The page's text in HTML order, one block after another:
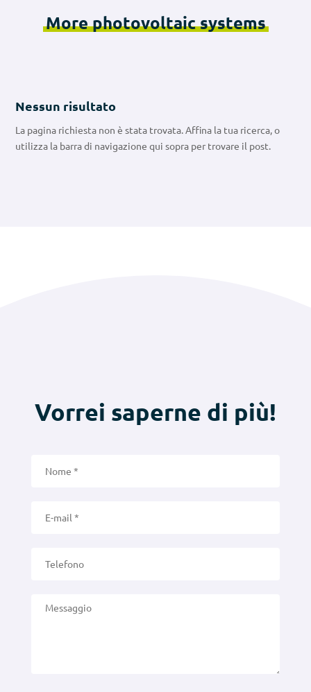
More photovoltaic systems
Nessun risultato
La pagina richiesta non è stata trovata. Affina la tua ricerca, o
utilizza la barra di navigazione qui sopra per trovare il post.
Vorrei saperne di più!